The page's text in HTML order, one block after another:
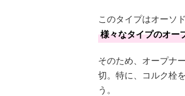
このタイプはオーソ
様々なタイプのオー
そのため、オープナ
切。特に、コルク栓
う。